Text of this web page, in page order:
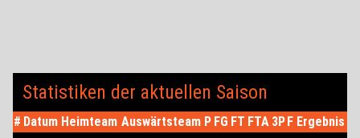
Statistiken der aktuellen Saison
# Datum Heimteam Auswärtsteam P FG FT FTA 3PF Ergebnis